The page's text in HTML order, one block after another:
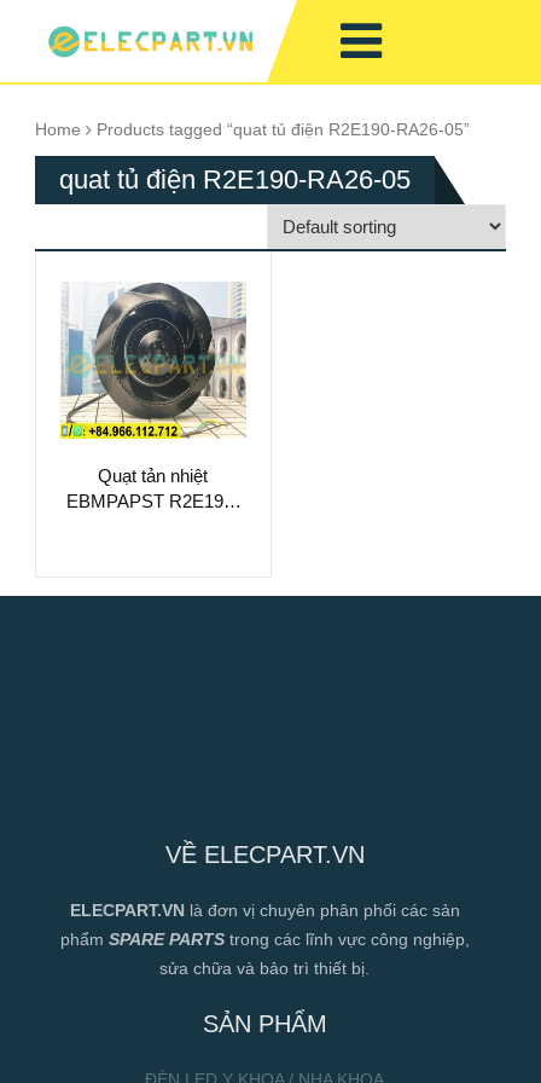
Home Products tagged “quat tủ điện R2E190-RA26-05”
quat tủ điện R2E190-RA26-05
Quạt tản nhiệt
EBMPAPST R2E190-
VỀ ELECPART.VN
ELECPART.VN là đơn vị chuyên phân phối các sản
phẩm SPARE PARTStrong các lĩnh vực công nghiệp,
sửa chữa và bảo trì thiết bị.
SẢN PHẨM
ĐÈN LED Y KHOA / NHA KHOA